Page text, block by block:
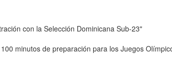
con la Selección Dominicana Sub-23"
minutos de preparación para los Juegos